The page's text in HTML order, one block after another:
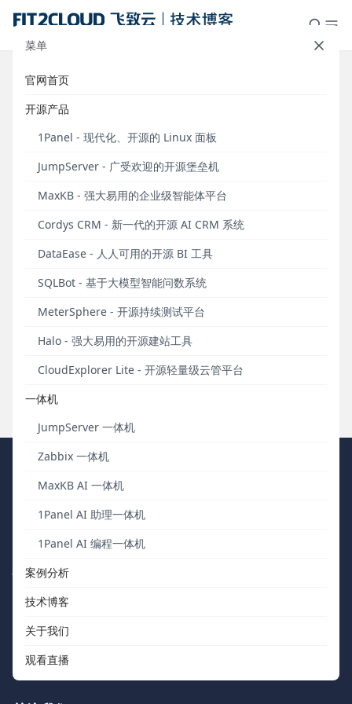
菜单
官网首页
开源产品
1Panel - 现代化、开源的 Linux 面板
JumpServer - 广受欢迎的开源堡垒机
MaxKB - 强大易用的企业级智能体平台
Cordys CRM - 新一代的开源 AI CRM 系统
DataEase - 人人可用的开源 BI 工具
SQLBot - 基于大模型智能问数系统
MeterSphere - 开源持续测试平台
Halo - 强大易用的开源建站工具
CloudExplorer Lite - 开源轻量级云管平台
一体机
JumpServer 一体机
Zabbix 一体机
MaxKB AI 一体机
1Panel AI 助理一体机
1Panel AI 编程一体机
案例分析
技术博客
关于我们
观看直播
标签：IT
操作教程丨通过1Panel快速安装Zabbix，搭建企
业级监控系统
FIT2CLOUD 飞致云
我们秉持“软件用起来才有价值，才有改进的机会”的核心价值观，向
中国数字化团队交付被广泛验证、可信赖的通用工具软件。
快速浏览
关于我们
开源社区
如何购买